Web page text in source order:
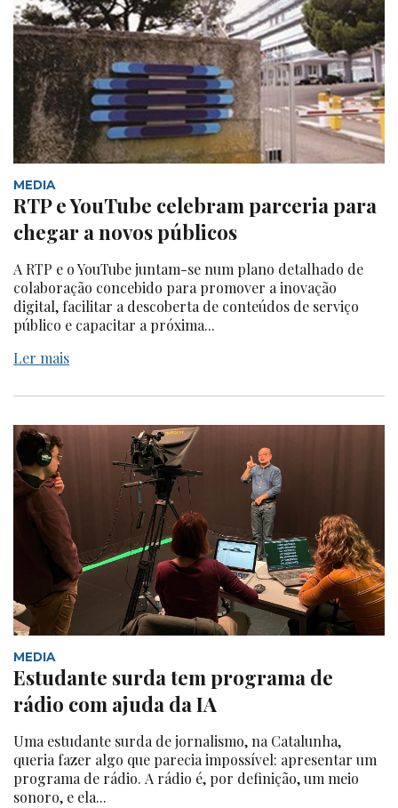
MEDIA
RTP e YouTube celebram parceria para
chegar a novos públicos
A RTP e o YouTube juntam-se num plano detalhado de
colaboração concebido para promover a inovação
digital, facilitar a descoberta de conteúdos de serviço
público e capacitar a próxima...
Ler mais
MEDIA
Estudante surda tem programa de
rádio com ajuda da IA
Uma estudante surda de jornalismo, na Catalunha,
queria fazer algo que parecia impossível: apresentar um
programa de rádio. A rádio é, por definição, um meio
sonoro, e ela...